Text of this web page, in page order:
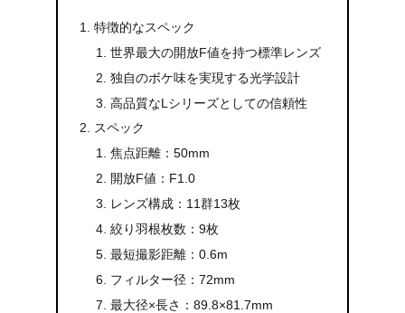
特徴的なスペック
世界最大の開放F値を持つ標準レンズ
独自のボケ味を実現する光学設計
高品質なLシリーズとしての信頼性
スペック
焦点距離：50mm
開放F値：F1.0
レンズ構成：11群13枚
絞り羽根枚数：9枚
最短撮影距離：0.6m
フィルター径：72mm
最大径×長さ：89.8×81.7mm